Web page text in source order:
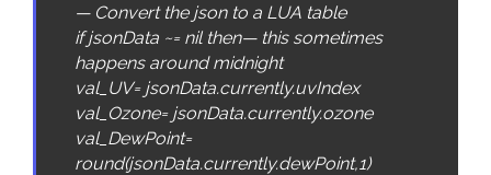
— Convert the json to a LUA table
if jsonData ~= nil then— this sometimes
happens aroundmidnight
val_UV= jsonData.currently.uvIndex
val_Ozone= jsonData.currently.ozone
val_DewPoint=
round(jsonData.currently.dewPoint,1)